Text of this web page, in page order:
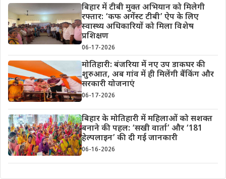
बिहार में टीबी मुक्त अभियान को मिलेगी
रफ्तार: ‘कफ अगेंस्ट टीबी’ ऐप के लिए
स्वास्थ्य अधिकारियों को मिला विशेष
प्रशिक्षण
06-17-2026
मोतिहारी: बंजरिया में नए उप डाकघर की
शुरुआत, अब गांव में ही मिलेंगी बैंकिंग और
सरकारी योजनाएं
06-17-2026
बिहार के मोतिहारी में महिलाओं को सशक्त
बनाने की पहल: ‘सखी वार्ता’ और ‘181
हेल्पलाइन’ की दी गई जानकारी
06-16-2026